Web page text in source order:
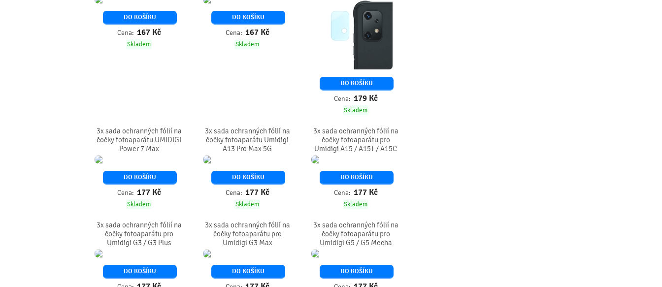
DO KOŠÍKU
Cena: 167 Kč
Skladem
DO KOŠÍKU
Cena: 167 Kč
Skladem
DO KOŠÍKU
Cena: 179 Kč
Skladem
3x sada ochranných fólií na
čočky fotoaparátu UMIDIGI
Power 7 Max
DO KOŠÍKU
Cena: 177 Kč
Skladem
3x sada ochranných fólií na
čočky fotoaparátu Umidigi
A13 Pro Max 5G
DO KOŠÍKU
Cena: 177 Kč
Skladem
3x sada ochranných fólií na
čočky fotoaparátu pro
Umidigi A15 / A15T / A15C
DO KOŠÍKU
Cena: 177 Kč
Skladem
3x sada ochranných fólií na
čočky fotoaparátu pro
Umidigi G3 / G3 Plus
DO KOŠÍKU
3x sada ochranných fólií na
čočky fotoaparátu pro
Umidigi G3 Max
DO KOŠÍKU
3x sada ochranných fólií na
čočky fotoaparátu pro
Umidigi G5 / G5 Mecha
DO KOŠÍKU